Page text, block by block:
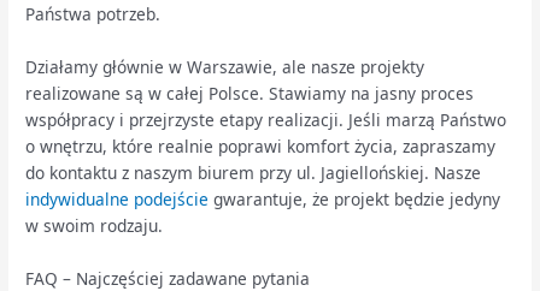
Państwa potrzeb.
Działamy głównie w Warszawie, ale nasze projekty
realizowane są w całej Polsce. Stawiamy na jasny proces
współpracy i przejrzyste etapy realizacji. Jeśli marzą Państwo
o wnętrzu, które realnie poprawi komfort życia, zapraszamy
do kontaktu z naszym biurem przy ul. Jagiellońskiej. Nasze
indywidualne podejście gwarantuje, że projekt będzie jedyny
w swoim rodzaju.
FAQ – Najczęściej zadawane pytania